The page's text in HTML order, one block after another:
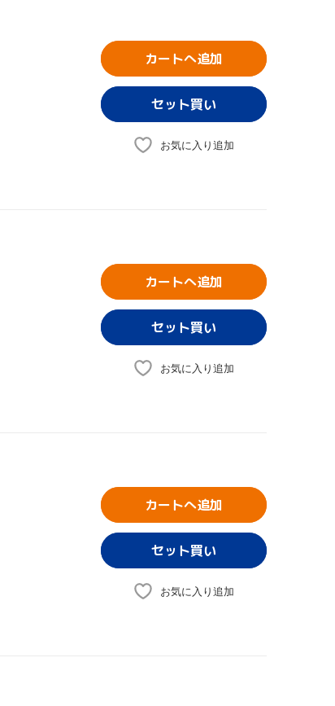
カートへ追加
お気に入り追加
カートへ追加
お気に入り追加
カートへ追加
お気に入り追加